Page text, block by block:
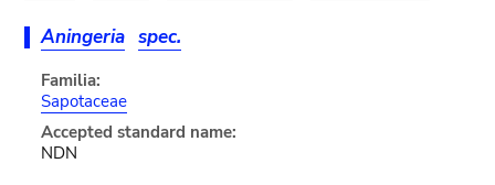
Aningeria spec.
Familia:
Sapotaceae
Accepted standard name:
NDN